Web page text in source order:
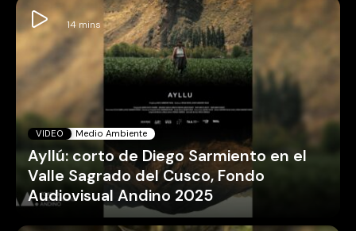
VIDEO Medio Ambiente
Ayllú: corto de Diego Sarmiento en el
Valle Sagrado del Cusco, Fondo
Audiovisual Andino 2025